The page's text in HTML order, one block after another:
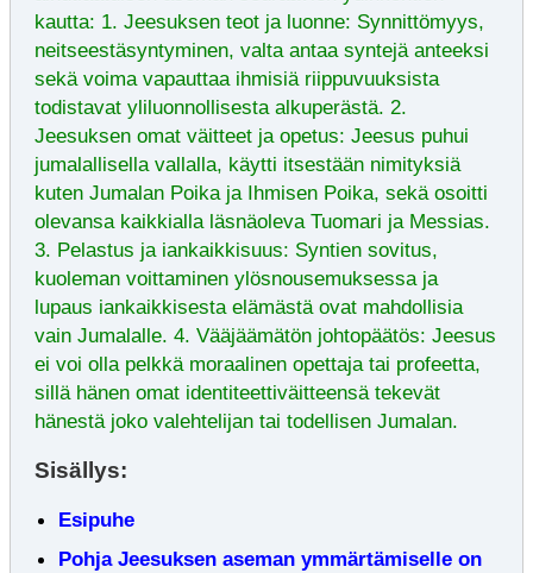
kautta: 1. Jeesuksen teot ja luonne: Synnittömyys,
neitseestäsyntyminen, valta antaa syntejä anteeksi
sekä voima vapauttaa ihmisiä riippuvuuksista
todistavat yliluonnollisesta alkuperästä. 2.
Jeesuksen omat väitteet ja opetus: Jeesus puhui
jumalallisella vallalla, käytti itsestään nimityksiä
kuten Jumalan Poika ja Ihmisen Poika, sekä osoitti
olevansa kaikkialla läsnäoleva Tuomari ja Messias.
3. Pelastus ja iankaikkisuus: Syntien sovitus,
kuoleman voittaminen ylösnousemuksessa ja
lupaus iankaikkisesta elämästä ovat mahdollisia
vain Jumalalle. 4. Vääjäämätön johtopäätös: Jeesus
ei voi olla pelkkä moraalinen opettaja tai profeetta,
sillä hänen omat identiteettiväitteensä tekevät
hänestä joko valehtelijan tai todellisen Jumalan.
Sisällys:
Esipuhe
Pohja Jeesuksen aseman ymmärtämiselle on